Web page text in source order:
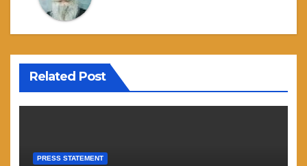
Related Post
PRESS STATEMENT